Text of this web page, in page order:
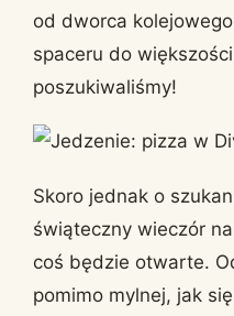
od dworca
spaceru do
poszukiwaliśmy!
Skoro jednak o
świąteczny wieczór
coś będzie otwarte.
pomimo mylnej, jak